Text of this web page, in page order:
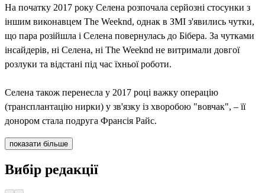
На початку 2017 року Селена розпочала серйозні стосунки з
іншим виконавцем The Weeknd, однак в ЗМІ з'явились чутки,
що пара розійшла і Селена повернулась до Бібера. За чутками
інсайдерів, ні Селена, ні The Weeknd не витримали довгої
розлуки та відстані під час їхньої роботи.
Селена також перенесла у 2017 році важку операцію
(трансплантацію нирки) у зв'язку із хворобою "вовчак", – її
донором стала подруга Франсія Райс.
показати більше
Вибір редакції